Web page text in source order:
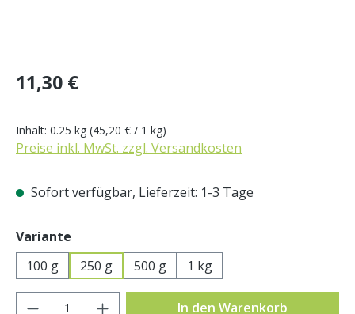
Regulärer Preis:
11,30 €
Inhalt: 0.25 kg (45,20 € / 1 kg)
Preise inkl. MwSt. zzgl. Versandkosten
Sofort verfügbar, Lieferzeit: 1-3 Tage
Variante
100 g
250 g 500 g 1 kg
Produkt Anzahl: Gib den gewünschten
In den Warenkorb